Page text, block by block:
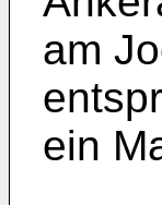
am
ein